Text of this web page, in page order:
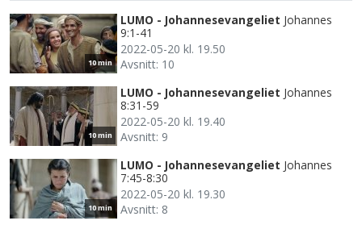
10 min
LUMO - Johannesevangeliet Johannes
9:1-41
2022-05-20 kl. 19.50
Avsnitt: 10
10 min
LUMO - Johannesevangeliet Johannes
8:31-59
2022-05-20 kl. 19.40
Avsnitt: 9
10 min
LUMO - Johannesevangeliet Johannes
7:45-8:30
2022-05-20 kl. 19.30
Avsnitt: 8